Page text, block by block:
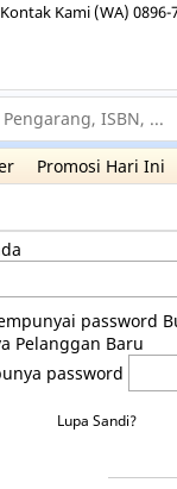
Kontak Kami (WA) 0896-
Promosi Hari Ini
password
Pelanggan Baru
password
Lupa Sandi?